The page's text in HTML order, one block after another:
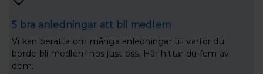
5 bra anledningar att bli medlem
Vi kan berätta om många anledningar till varför du
borde bli medlem hos just oss. Här hittar du fem av
dem.